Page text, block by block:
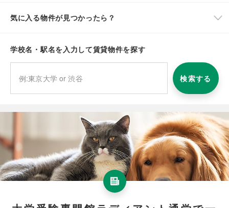
気に入る物件が見つかったら？
学校名・駅名を入力して賃貸物件を探す
検索する